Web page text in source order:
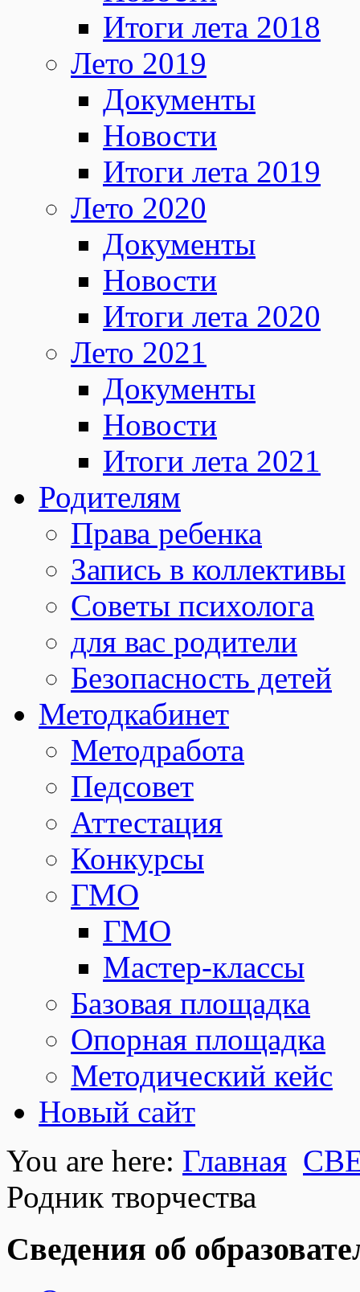
Итоги лета 2018
Лето 2019
Документы
Новости
Итоги лета 2019
Лето 2020
Документы
Новости
Итоги лета 2020
Лето 2021
Документы
Новости
Итоги лета 2021
Родителям
Права ребенка
Запись в коллективы
Советы психолога
для вас родители
Безопасность детей
Методкабинет
Методработа
Педсовет
Аттестация
Конкурсы
ГМО
ГМО
Мастер-классы
Базовая площадка
Опорная площадка
Методический кейс
Новый сайт
You are here: Главная
Родник творчества
Сведения об